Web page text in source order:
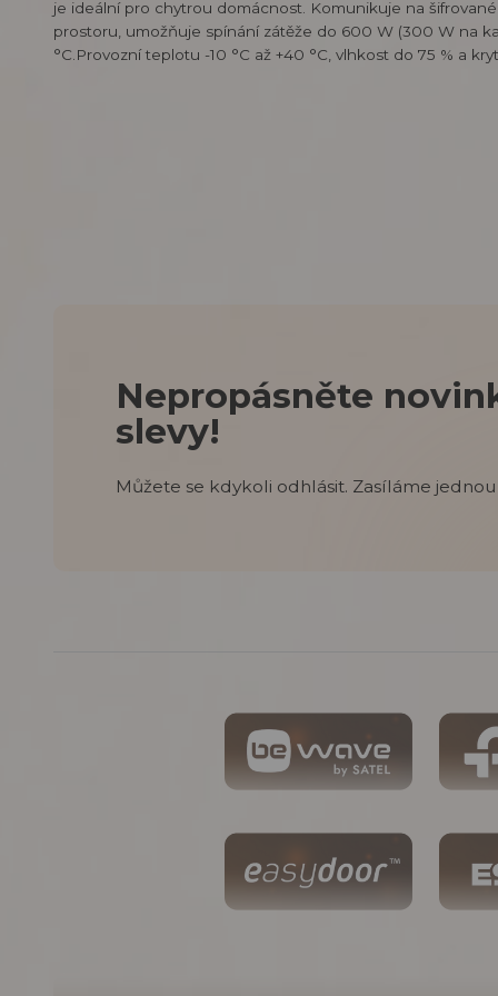
je ideální pro chytrou domácnost. Komunikuje na
prostoru, umožňuje spínání zátěže do 600 W (300 W na
°C.Provozní teplotu -10 °C až +40 °C, vlhkost do 75 % a
Nepropásněte
slevy!
Můžete se kdykoli odhlásit. Zasíláme jednou